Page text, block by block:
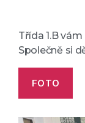
Třída 1.B
Společně si
FOTO